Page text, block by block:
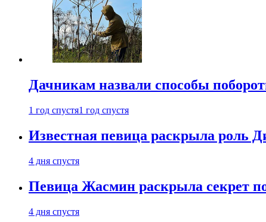
Дачникам назвали способы
1 год спустя1 год спустя
Известная певица раскрыла роль
4 дня спустя
Певица Жасмин раскрыла секрет
4 дня спустя